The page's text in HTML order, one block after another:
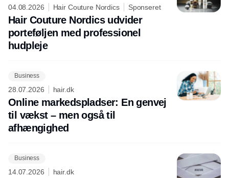
04.08.2026 Hair Couture Nordics Sponseret
Hair Couture Nordics udvider
porteføljen med professionel
hudpleje
Business
28.07.2026 hair.dk
Online markedspladser: En genvej
til vækst – men også til
afhængighed
Business
14.07.2026 hair.dk